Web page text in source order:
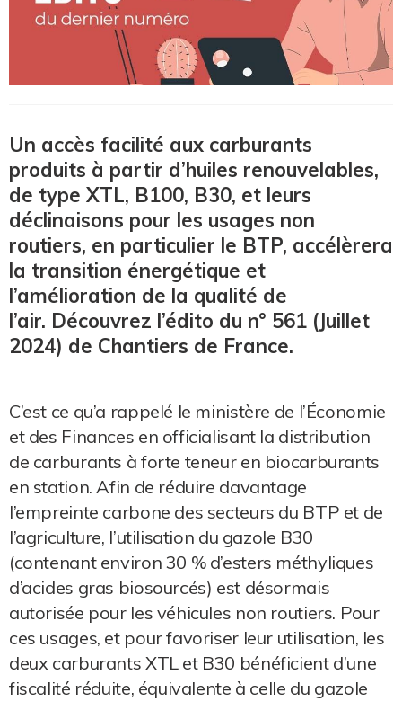
Un accès facilité aux carburants
produits à partir d’huiles renouvelables,
de type XTL, B100, B30, et leurs
déclinaisons pour les usages non
routiers, en particulier le BTP, accélèrera
la transition énergétique et
l’amélioration de la qualité de
l’air. Découvrez l’édito du n° 561 (Juillet
2024) de Chantiers de France.
C’est ce qu’a rappelé le ministère de l’Économie
et des Finances en officialisant la distribution
de carburants à forte teneur en biocarburants
en station. Afin de réduire davantage
l’empreinte carbone des secteurs du BTP et de
l’agriculture, l’utilisation du gazole B30
(contenant environ 30 % d’esters méthyliques
d’acides gras biosourcés) est désormais
autorisée pour les véhicules non routiers. Pour
ces usages, et pour favoriser leur utilisation, les
deux carburants XTL et B30 bénéficient d’une
fiscalité réduite, équivalente à celle du gazole